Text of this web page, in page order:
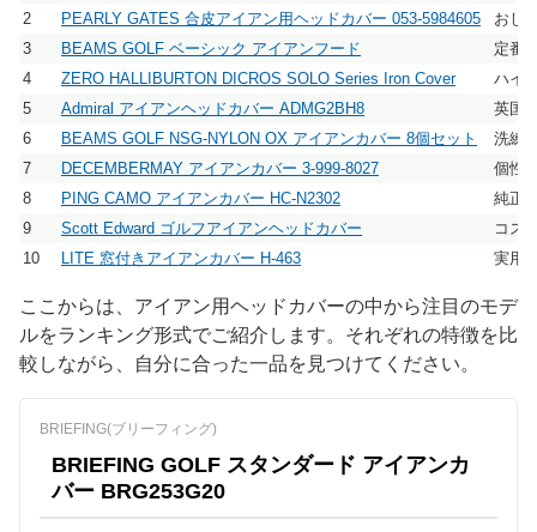
2
PEARLY GATES 合皮アイアン用ヘッドカバー 053-5984605
おし
3
BEAMS GOLF ベーシック アイアンフード
定番
4
ZERO HALLIBURTON DICROS SOLO Series Iron Cover
ハイ
5
Admiral アイアンヘッドカバー ADMG2BH8
英国
6
BEAMS GOLF NSG-NYLON OX アイアンカバー 8個セット
洗練
7
DECEMBERMAY アイアンカバー 3-999-8027
個性
8
PING CAMO アイアンカバー HC-N2302
純正
9
Scott Edward ゴルフアイアンヘッドカバー
コス
10
LITE 窓付きアイアンカバー H-463 実用
ここからは、アイアン用ヘッドカバーの中から注目のモデ
ルをランキング形式でご紹介します。それぞれの特徴を比
較しながら、自分に合った一品を見つけてください。
BRIEFING(ブリーフィング)
BRIEFING GOLF スタンダード アイアンカ
バー BRG253G20